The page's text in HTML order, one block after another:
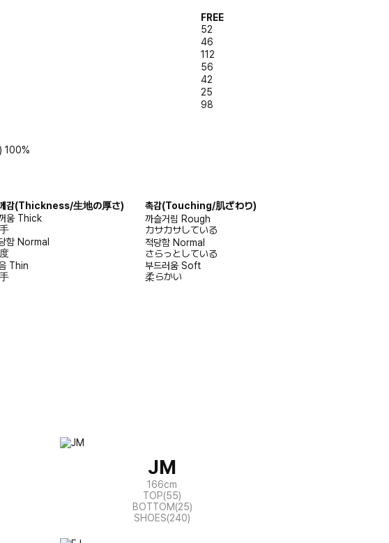
FREE
52
46
112
56
42
25
98
100%
감(Thickness/生地の厚さ) 촉감(Touching/肌ざわり)
움 Thick
까슬거림 Rough
カサカサしている
함 Normal
적당함 Normal
さらっとしている
Thin
부드러움 Soft
柔らかい
JM
166cm
TOP(55)
BOTTOM(25)
SHOES(240)